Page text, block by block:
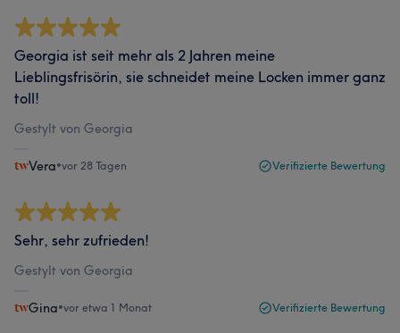
Georgia ist seit mehr als 2 Jahren meine
Lieblingsfrisörin, sie schneidet meine Locken immer ganz
toll!
Gestylt von Georgia
Vera•vor 28 Tagen Verifizierte Bewertung
Sehr, sehr zufrieden!
Gestylt von Georgia
Gina•vor etwa 1 Monat Verifizierte Bewertung